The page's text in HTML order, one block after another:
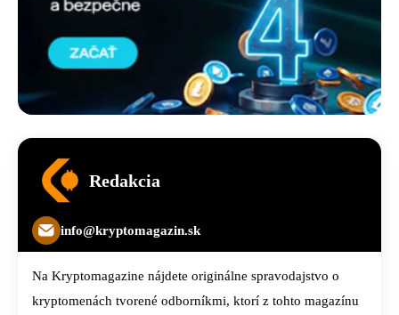
Redakcia
info@kryptomagazin.sk
Na Kryptomagazine nájdete originálne spravodajstvo o
kryptomenách tvorené odborníkmi, ktorí z tohto magazínu